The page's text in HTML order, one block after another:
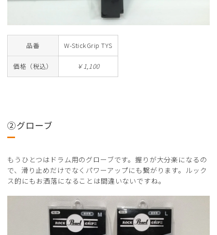
品番 W-StickGrip TYS
価格（税込） ￥1,100
②グローブ
もうひとつはドラム用のグローブです。握りが大分楽になるの
で、滑り止めだけでなくパワーアップにも繋がります。ルック
ス的にもお洒落になることは間違いないですね。